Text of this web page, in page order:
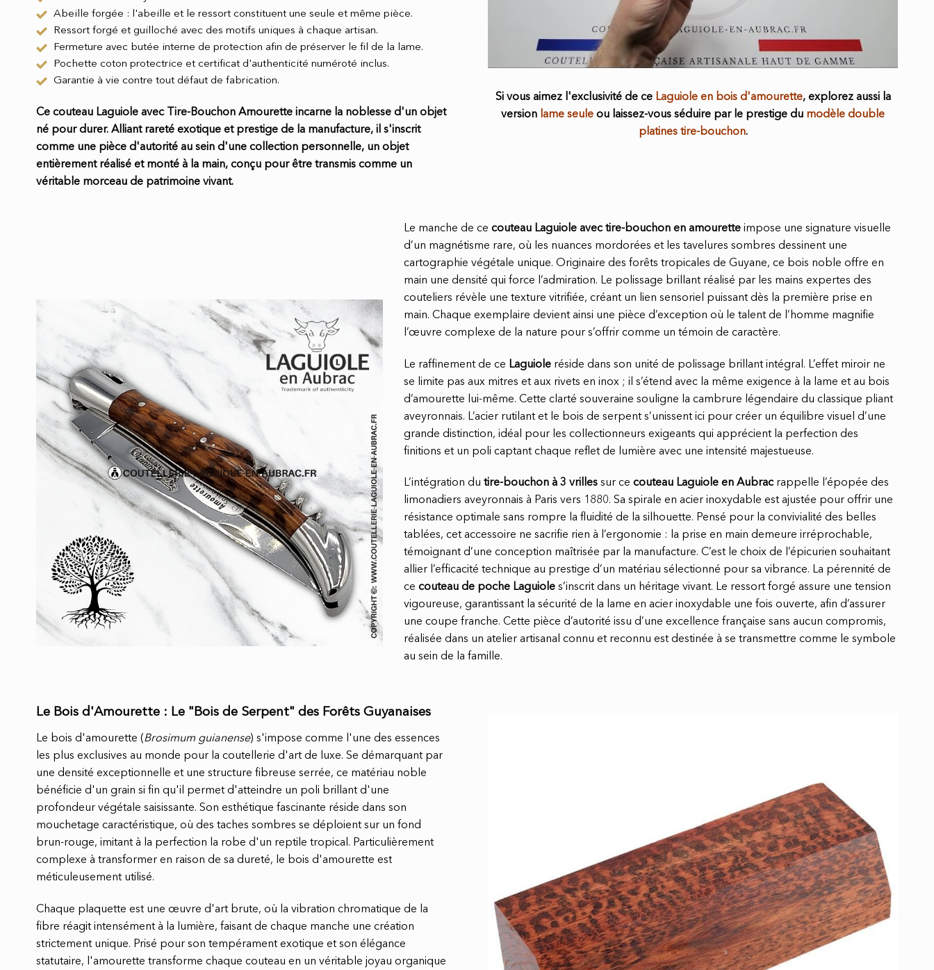
Abeille forgée : l'abeille et le ressort constituent une seule et même pièce.
Ressort forgé et guilloché avec des motifs uniques à chaque artisan.
Fermeture avec butée interne de protection afin de préserver le fil de la lame.
Pochette coton protectrice et certificat d'authenticité numéroté inclus.
Garantie à vie contre tout défaut de fabrication.
Ce couteau Laguiole avec Tire-Bouchon Amourette incarne la noblesse d'un objet
né pour durer. Alliant rareté exotique et prestige de la manufacture, il s'inscrit
comme une pièce d'autorité au sein d'une collection personnelle, un objet
entièrement réalisé et monté à la main, conçu pour être transmis comme un
véritable morceau de patrimoine vivant.
Si vous aimez l'exclusivité de ce Laguiole en bois d'amourette, explorez aussi la
version lame seule ou laissez-vous séduire par le prestige du modèle double
platines tire-bouchon.
Le manche de cecouteau Laguiole avec tire-bouchon en amourette impose une signature visuelle
d’un magnétisme rare, où les nuances mordorées et les tavelures sombres dessinent une
cartographie végétale unique. Originaire des forêts tropicales de Guyane, ce bois noble offre en
main une densité qui force l’admiration. Le polissage brillant réalisé par les mains expertes des
couteliers révèle une texture vitrifiée, créant un lien sensoriel puissant dès la première prise en
main. Chaque exemplaire devient ainsi une pièce d’exception où le talent de l’homme magnifie
l’œuvre complexe de la nature pour s’offrir comme un témoin de caractère.
Le raffinement de ce Laguiole réside dans son unité de polissage brillant intégral. L’effet miroir ne
se limite pas aux mitres et aux rivets en inox ; il s’étend avec la même exigence à la lame et au bois
d’amourette lui-même. Cette clarté souveraine souligne la cambrure légendaire du classique pliant
aveyronnais. L’acier rutilant et le bois de serpent s’unissent ici pour créer un équilibre visuel d’une
grande distinction, idéal pour les collectionneurs exigeants qui apprécient la perfection des
finitions et un poli captant chaque reflet de lumière avec une intensité majestueuse.
L’intégration dutire-bouchon à 3 vrilles sur cecouteau Laguiole en Aubracrappelle l’épopée des
limonadiers aveyronnais à Paris vers 1880. Sa spirale en acier inoxydable est ajustée pour offrir une
résistance optimale sans rompre la fluidité de la silhouette. Pensé pour la convivialité des belles
tablées, cet accessoire ne sacrifie rien à l’ergonomie : la prise en main demeure irréprochable,
témoignant d’une conception maîtrisée par la manufacture. C’est le choix de l’épicurien souhaitant
allier l’efficacité technique au prestige d’un matériau sélectionné pour sa vibrance. La pérennité de
cecouteau de poche Laguiole s’inscrit dans un héritage vivant. Le ressort forgé assure une tension
vigoureuse, garantissant la sécurité de la lame en acier inoxydable une fois ouverte, afin d’assurer
une coupe franche. Cette pièce d’autorité issu d’une excellence française sans aucun compromis,
réalisée dans un atelier artisanal connu et reconnu est destinée à se transmettre comme le symbole
au sein de la famille.
Le Bois d'Amourette : Le "Bois de Serpent" des Forêts Guyanaises
Le bois d'amourette (Brosimum guianense) s'impose comme l'une des essences
les plus exclusives au monde pour la coutellerie d'art de luxe. Se démarquant par
une densité exceptionnelle et une structure fibreuse serrée, ce matériau noble
bénéficie d'un grain si fin qu'il permet d'atteindre un poli brillant d'une
profondeur végétale saisissante. Son esthétique fascinante réside dans son
mouchetage caractéristique, où des taches sombres se déploient sur un fond
brun-rouge, imitant à la perfection la robe d'un reptile tropical. Particulièrement
complexe à transformer en raison de sa dureté, le bois d'amourette est
méticuleusement utilisé.
Chaque plaquette est une œuvre d'art brute, où la vibration chromatique de la
fibre réagit intensément à la lumière, faisant de chaque manche une création
strictement unique. Prisé pour son tempérament exotique et son élégance
statutaire, l'amourette transforme chaque couteau en un véritable joyau organique